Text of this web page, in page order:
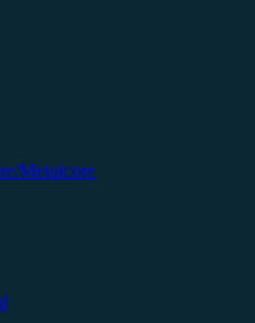
Metalcore